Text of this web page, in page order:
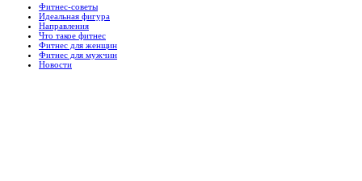
Фитнес-советы
Идеальная фигура
Направления
Что такое фитнес
Фитнес для женщин
Фитнес для мужчин
Новости